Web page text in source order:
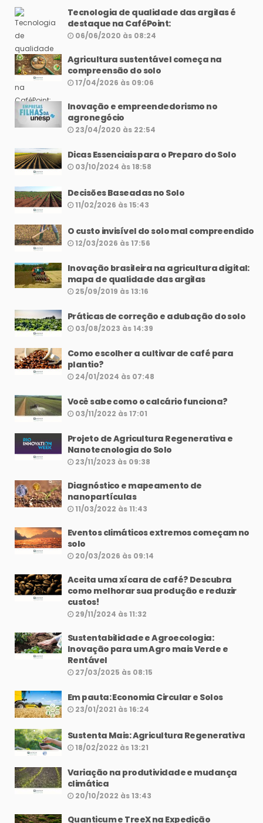
Tecnologia de qualidade das argilas é
destaque na CaféPoint:
06/06/2020 às 08:24
Agricultura sustentável começa na
compreensão do solo
17/04/2026 às 09:06
Inovação e empreendedorismo no
agronegócio
23/04/2020 às 22:54
Dicas Essenciais para o Preparo do Solo
03/10/2024 às 18:58
Decisões Baseadas no Solo
11/02/2026 às 15:43
O custo invisível do solo mal compreendido
12/03/2026 às 17:56
Inovação brasileira na agricultura digital:
mapa de qualidade das argilas
25/09/2019 às 13:16
Práticas de correção e adubação do solo
03/08/2023 às 14:39
Como escolher a cultivar de café para
plantio?
24/01/2024 às 07:48
Você sabe como o calcário funciona?
03/11/2022 às 17:01
Projeto de Agricultura Regenerativa e
Nanotecnologia do Solo
23/11/2023 às 09:38
Diagnóstico e mapeamento de
nanopartículas
11/03/2022 às 11:43
Eventos climáticos extremos começam no
solo
20/03/2026 às 09:14
Aceita uma xícara de café? Descubra
como melhorar sua produção e reduzir
custos!
29/11/2024 às 11:32
Sustentabilidade e Agroecologia:
Inovação para um Agro mais Verde e
Rentável
27/03/2025 às 08:15
Em pauta: Economia Circular e Solos
23/01/2021 às 16:24
Sustenta Mais: Agricultura Regenerativa
18/02/2022 às 13:21
Variação na produtividade e mudança
climática
20/10/2022 às 13:43
Quanticum e TreeX na Expedição